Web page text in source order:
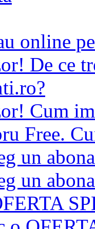
online
De ce
Cum
Free.
un
un